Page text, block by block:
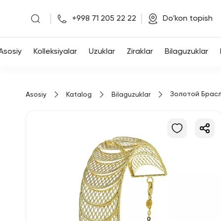
Asosiy
+998 71 205 22 22 Do'kon topish
Kolleksiyalar Uzuklar Ziraklar Bilaguzuklar
Asosiy Katalog Bilaguzuklar Золотой